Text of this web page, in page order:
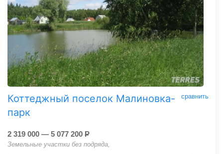
сравнить
Коттеджный поселок Малиновка-
парк
2 319 000 — 5 077 200 Р
Земельные участки без подряда,